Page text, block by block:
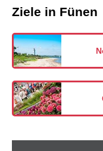
Ziele in Fünen